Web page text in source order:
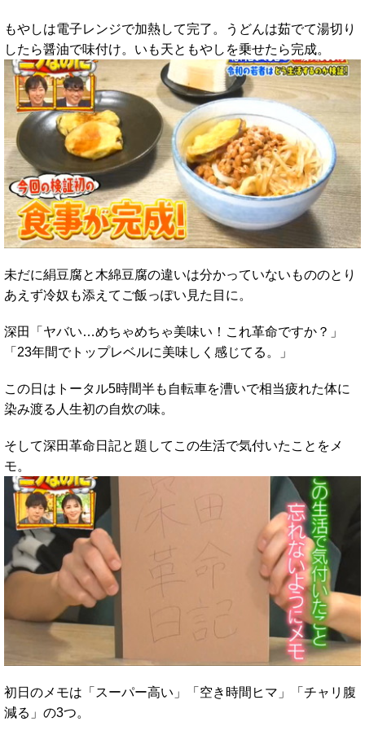
もやしは電子レンジで加熱して完了。うどんは茹でて湯切り
したら醤油で味付け。いも天ともやしを乗せたら完成。
未だに絹豆腐と木綿豆腐の違いは分かっていないもののとり
あえず冷奴も添えてご飯っぽい見た目に。
深田「ヤバい…めちゃめちゃ美味い！これ革命ですか？」
「23年間でトップレベルに美味しく感じてる。」
この日はトータル5時間半も自転車を漕いで相当疲れた体に
染み渡る人生初の自炊の味。
そして深田革命日記と題してこの生活で気付いたことをメ
モ。
初日のメモは「スーパー高い」「空き時間ヒマ」「チャリ腹
減る」の3つ。